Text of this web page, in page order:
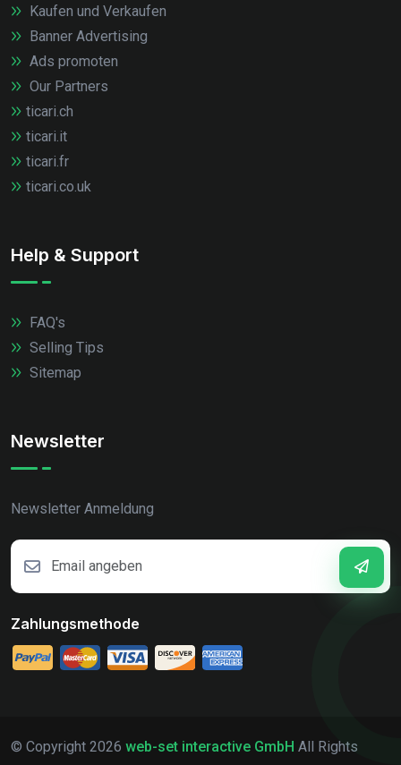
Kaufen und Verkaufen
Banner Advertising
Ads promoten
Our Partners
ticari.ch
ticari.it
ticari.fr
ticari.co.uk
Help & Support
FAQ's
Selling Tips
Sitemap
Newsletter
Newsletter Anmeldung
Zahlungsmethode
© Copyright 2026 web-set interactive GmbH All Rights